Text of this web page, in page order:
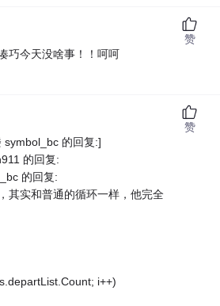
巧今天没啥事！！呵呵
赞
symbol_bc 的回复:]
的回复:
的回复:
其实和普通的循环一样，他完全
i++)
赞